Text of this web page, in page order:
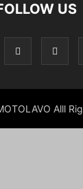
US
Alll